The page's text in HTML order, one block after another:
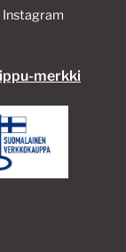
Instagram
merkki